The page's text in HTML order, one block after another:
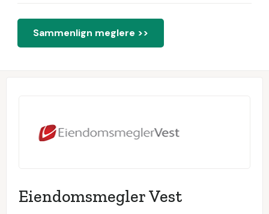
Sammenlign meglere >>
Eiendomsmegler Vest